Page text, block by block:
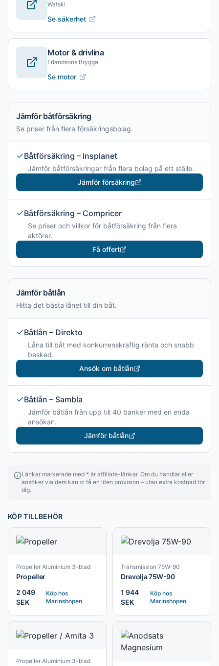
Watski
Se säkerhet
Motor & drivlina
Erlandsons Brygga
Se motor
Jämför båtförsäkring
Se priser från flera försäkringsbolag.
Båtförsäkring – Insplanet
Jämför båtförsäkringar från flera bolag på ett ställe.
Jämför försäkring
Båtförsäkring – Compricer
Se priser och villkor för båtförsäkring från flera
aktörer.
Få offert
Jämför båtlån
Hitta det bästa lånet till din båt.
Båtlån – Direkto
Låna till båt med konkurrenskraftig ränta och snabb
besked.
Ansök om båtlån
Båtlån – Sambla
Jämför båtlån från upp till 40 banker med en enda
ansökan.
Jämför båtlån
Länkar markerade med * är affiliate-länkar. Om du handlar eller
ansöker via dem kan vi få en liten provision – utan extra kostnad för
dig.
KÖP TILLBEHÖR
Propeller Aluminium 3-blad
Propeller
2 049
SEK
Köp hos
Marinshopen
Transmission 75W-90
Drevolja 75W-90
1 944
SEK
Köp hos
Marinshopen
Propeller Aluminium 3-blad